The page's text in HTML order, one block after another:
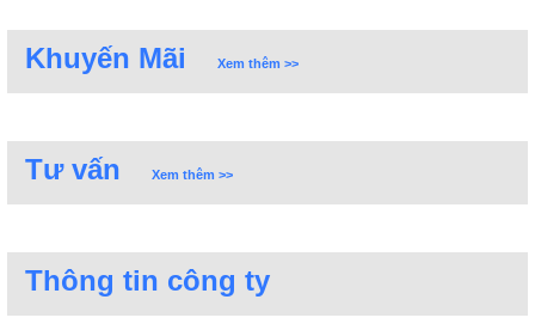
Khuyến Mãi Xem thêm >>
Tư vấn Xem thêm >>
Thông tin công ty